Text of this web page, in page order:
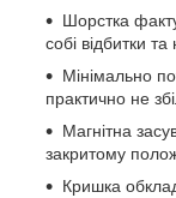
Шорстка
собі відбитки
Мінімально
практично не
Магнітна
закритому
Кришка